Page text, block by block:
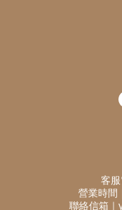
客
營業時間
聯絡信箱